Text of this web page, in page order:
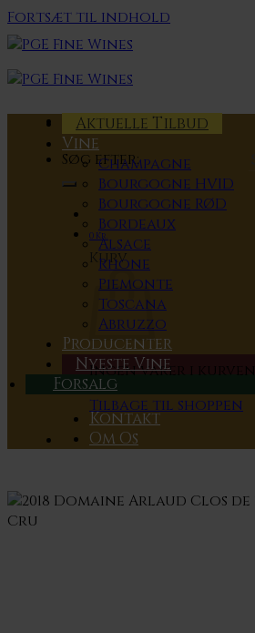
Fortsæt til indhold
Søg efter:
0 Kr.
Kurv
Ingen varer i kurven.
Tilbage til shoppen
Aktuelle Tilbud
Vine
Champagne
Bourgogne HVID
Bourgogne RØD
Bordeaux
Alsace
Rhone
Piemonte
Toscana
Abruzzo
Producenter
Nyeste Vine
Forsalg
Kontakt
Om Os